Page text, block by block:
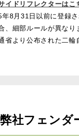
イドリフレクターはこ
年8月31日以前に登録
、細部ルールが異なり
省より公布された二
弊社フェンダ